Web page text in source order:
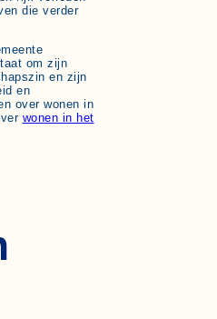
die verder
om zijn
en zijn
en
over wonen in
wonen in het